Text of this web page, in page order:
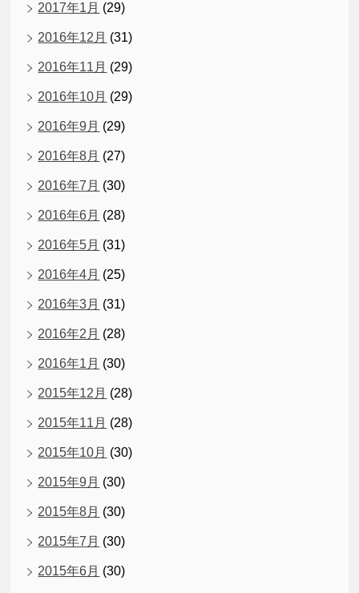
2017年1月 (29)
2016年12月 (31)
2016年11月 (29)
2016年10月 (29)
2016年9月 (29)
2016年8月 (27)
2016年7月 (30)
2016年6月 (28)
2016年5月 (31)
2016年4月 (25)
2016年3月 (31)
2016年2月 (28)
2016年1月 (30)
2015年12月 (28)
2015年11月 (28)
2015年10月 (30)
2015年9月 (30)
2015年8月 (30)
2015年7月 (30)
2015年6月 (30)